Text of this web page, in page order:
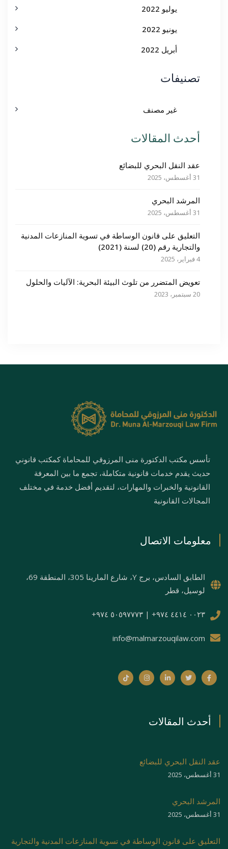
يوليو 2022
يونيو 2022
أبريل 2022
تصنيفات
غير مصنف
أحدث المقالات
عقد النقل البحري للبضائع
31 أغسطس، 2025
المرشد البحري
31 أغسطس، 2025
التعليق على قانون الوساطة في تسوية المنازعات المدنية
والتجارية رقم (20) لسنة (2021)
4 فبراير، 2025
تعويض المتضرر من تلوث البيئة البحرية: الآليات والحلول
20 سبتمبر، 2023
تأسس مكتب الدكتورة منى المرزوقي للمحاماة كمكتب قانوني
حديث يقدم خدمات قانونية متكاملة، تجمع ما بين المعرفة
القانونية والخبرات والمهارات، لتقديم أفضل خدمة في مختلف
المجالات القانونية
معلومات الاتصال
الطابق السادس، برج Y، شارع المارينا 305، المنطقة 69،
لوسيل، قطر
٠٠٢٣ ٤٤١٤ ٩٧٤+ | ٥٠٥٩٧٧٧٣ ٩٧٤+
info@malmarzouqilaw.com
أحدث المقالات
عقد النقل البحري للبضائع
31 أغسطس، 2025
المرشد البحري
31 أغسطس، 2025
التعليق على قانون الوساطة في تسوية المنازعات المدنية والتجارية